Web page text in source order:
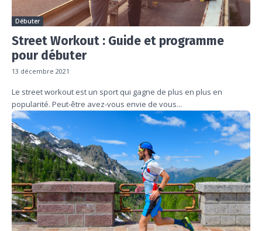
Débuter
Street Workout : Guide et programme
pour débuter
13 décembre 2021
Le street workout est un sport qui gagne de plus en plus en
popularité. Peut-être avez-vous envie de vous...